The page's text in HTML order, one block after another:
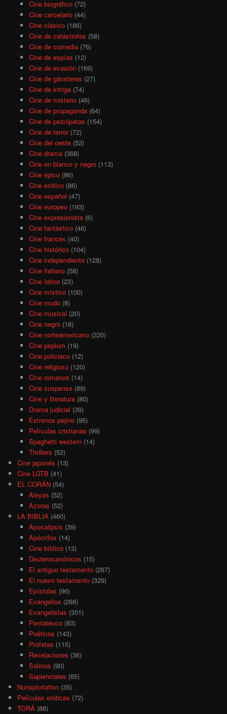
Cine biográfico(72)
Cine carcelario(44)
Cine clásico(186)
Cine de catástrofes (58)
Cine de comedia(76)
Cine de espías (12)
Cine de evasión(169)
Cine de gánsteres (27)
Cine de intriga(74)
Cine de misterio(46)
Cine de propaganda(64)
Cine de psicópatas (154)
Cine de terror(72)
Cine del oeste(52)
Cine drama(368)
Cine en blanco y negro(113)
Cine épico(86)
Cine erótico(86)
Cine español (47)
Cine europeo(193)
Cine expresionista(6)
Cine fantástico(46)
Cine francés (40)
Cine histórico(104)
Cine independiente(128)
Cine italiano(58)
Cine latino(23)
Cine místico(100)
Cine mudo(8)
Cine musical (20)
Cine negro(18)
Cine norteamericano(220)
Cine peplum (19)
Cine policiaco(12)
Cine religioso(120)
Cine romanos (14)
Cine suspense(89)
Cine y literatura(80)
Drama judicial (39)
Estrenos pejino(95)
Películas cristianas (99)
Spaghetti western(14)
Thrillers (52)
Cine japonés (13)
Cine LGTB (41)
EL CORÁN (54)
Aleyas (52)
Azoras (52)
LA BIBLIA (460)
Apocalipsis (39)
Apócrifos (14)
Cine bíblico(13)
Deuterocanónicos (15)
El antiguo testamento(267)
El nuevo testamento(329)
Epístolas (96)
Evangelios (268)
Evangelistas (301)
Pentateuco(83)
Poéticos (143)
Profetas (115)
Revelaciones (36)
Salmos (90)
Sapienciales (65)
Nunsploitation (35)
Películas eróticas (72)
TORÁ (88)